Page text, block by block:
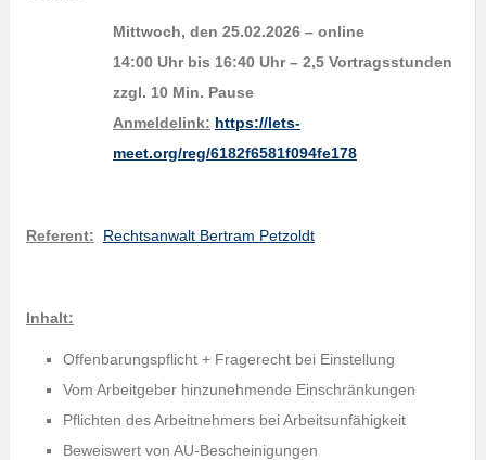
Mittwoch, den 25.02.2026 – online
14:00 Uhr bis 16:40 Uhr – 2,5 Vortragsstunden
zzgl. 10 Min. Pause
Anmeldelink: https://lets-
meet.org/reg/6182f6581f094fe178
Referent: Rechtsanwalt Bertram Petzoldt
Inhalt:
Offenbarungspflicht + Fragerecht bei Einstellung
Vom Arbeitgeber hinzunehmende Einschränkungen
Pflichten des Arbeitnehmers bei Arbeitsunfähigkeit
Beweiswert von AU-Bescheinigungen